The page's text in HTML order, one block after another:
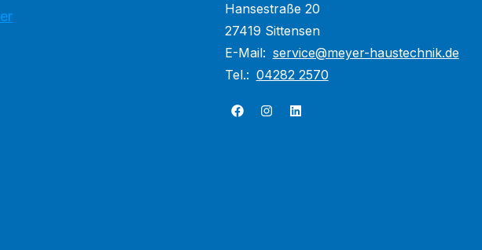
Hansestraße 20
27419 Sittensen
E-Mail: service@meyer-haustechnik.de
Tel.: 04282 2570